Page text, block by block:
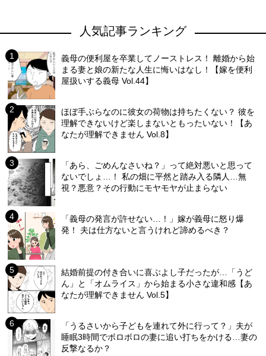
人気記事ランキング
義母の便利屋を卒業してノーストレス！ 離婚から始
まる妻と娘の新たな人生に悔いはなし！【嫁を便利
屋扱いする義母 Vol.44】
ほぼ手ぶらなのに彼女の荷物は持ちたくない？ 彼を
理解できないけど楽しまないともったいない！【あ
なたが理解できません Vol.8】
「あら、ごめんなさいね？」って絶対悪いと思って
ないでしょ…！ 私の畑に平然と踏み入る隣人…無
視？悪意？その行動にモヤモヤが止まらない
「義母の発言が許せない…！」嫁が義母に怒り爆
発！ 夫は仕方ないと言うけれど諦めるべき？
結婚前提の付き合いに喜ぶよし子だったが…「うど
ん」と「オムライス」から始まる小さな違和感【あ
なたが理解できません Vol.5】
「うるさいから子どもを連れて外に行って？」夫が
睡眠3時間でボロボロの妻に追い打ちをかける…妻の
反撃なるか？